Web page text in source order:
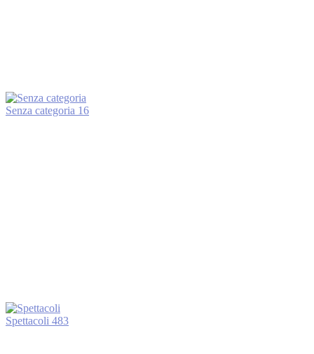
Senza categoria 16
Spettacoli 483